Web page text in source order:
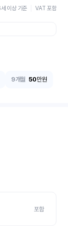
이상 기준 VAT 포함
9개월 50만원
포함